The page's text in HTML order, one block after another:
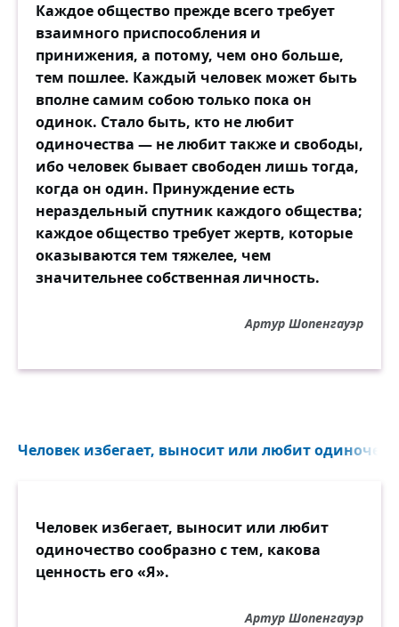
Каждое общество прежде всего требует
взаимного приспособления и
принижения, а потому, чем оно больше,
тем пошлее. Каждый человек может быть
вполне самим собою только пока он
одинок. Стало быть, кто не любит
одиночества — не любит также и свободы,
ибо человек бывает свободен лишь тогда,
когда он один. Принуждение есть
нераздельный спутник каждого общества;
каждое общество требует жертв, которые
оказываются тем тяжелее, чем
значительнее собственная личность.
Артур Шопенгауэр
Человек избегает, выносит или любит
Человек избегает, выносит или любит
одиночество сообразно с тем, какова
ценность его «Я».
Артур Шопенгауэр